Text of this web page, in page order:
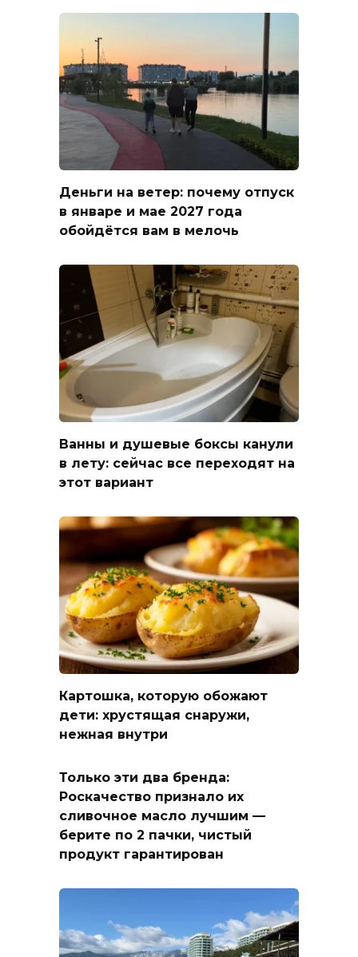
Деньги на ветер: почему отпуск
в январе и мае 2027 года
обойдётся вам в мелочь
Ванны и душевые боксы канули
в лету: сейчас все переходят на
этот вариант
Картошка, которую обожают
дети: хрустящая снаружи,
нежная внутри
Только эти два бренда:
Роскачество признало их
сливочное масло лучшим —
берите по 2 пачки, чистый
продукт гарантирован